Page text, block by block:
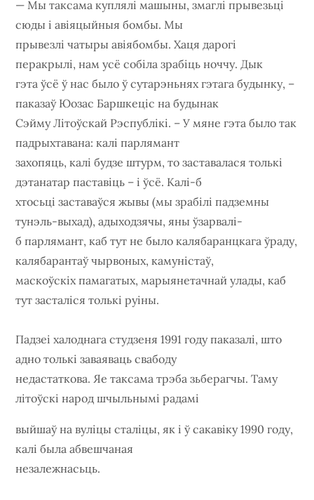
— Мы таксама куплялі машыны, змаглі прывезьці
сюды і авіяцыйныя бомбы. Мы
прывезлі чатыры авіябомбы. Хаця дарогі
перакрылі, нам усё собіла зрабіць ноччу. Дык
гэта ўсё ў нас было ў сутарэньнях гэтага будынку, –
паказаў Юозас Баршкеціс на будынак
Сэйму Літоўскай Рэспублікі. – У мяне гэта было так
падрыхтавана: калі парлямант
захопяць, калі будзе штурм, то заставалася толькі
дэтанатар паставіць – і ўсё. Калі-б
хтосьці заставаўся жывы (мы зрабілі падземны
тунэль-выхад), адыходзячы, яны ўзарвалі-
б парлямант, каб тут не было калябаранцкага ўраду,
калябарантаў чырвоных, камуністаў,
маскоўскіх памагатых, марыянетачнай улады, каб
тут засталіся толькі руіны.
Падзеі халоднага студзеня 1991 году паказалі, што
адно толькі заваяваць свабоду
недастаткова. Яе таксама трэба зьберагчы. Таму
літоўскі народ шчыльнымі радамі
выйшаў на вуліцы сталіцы, як і ў сакавіку 1990 году,
калі была абвешчаная
незалежнасьць.